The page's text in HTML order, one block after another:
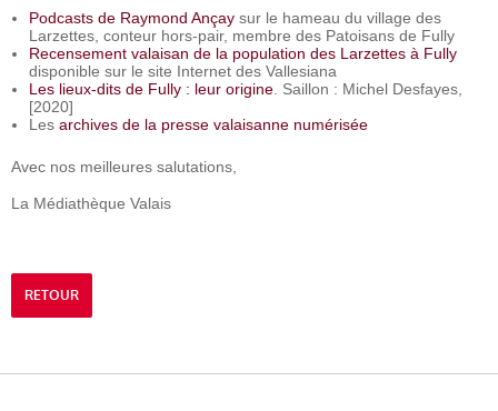
Podcasts de Raymond Ançay sur le hameau du village des
Larzettes , conteur hors-pair, membre des Patoisans de Fully
Recensement valaisan de la population des Larzettes à Fully
disponible sur le site Internet des Vallesiana
Les lieux-dits de Fully : leur origine . Saillon : Michel Desfayes,
[2020]
Les archives de la presse valaisanne numérisée
Avec nos meilleures salutations,
La Médiathèque Valais
RETOUR